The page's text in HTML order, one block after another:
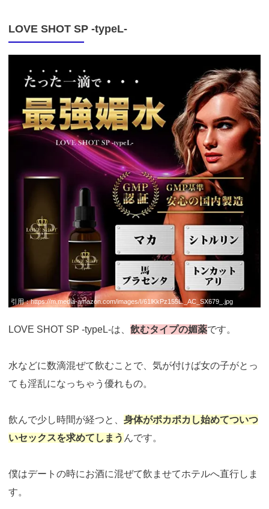
LOVE SHOT SP -typeL-
ad.com/ad/p/r?
引用：https://m.media-amazon.com/images/I/61lKkPz155L._AC_SX679_.jpg
LOVE SHOT SP -typeL-は、 飲むタイプの媚薬です。
水などに数滴混ぜて飲むことで、気が付けば女の子がとっ
ても淫乱になっちゃう優れもの。
飲んで少し時間が経つと、 身体がポカポカし始めてついつ
いセックスを求めてしまう んです。
僕はデートの時にお酒に混ぜて飲ませてホテルへ直行しま
す。